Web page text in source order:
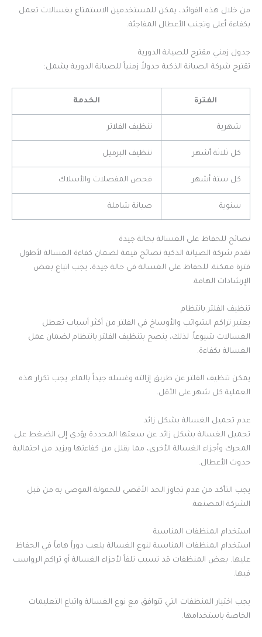
من خلال هذه الفوائد، يمكن للمستخدمين الاستمتاع بغسالات تعمل
بكفاءة أعلى وتجنب الأعطال المفاجئة.
جدول زمني مقترح للصيانة الدورية
تقترح شركة الصيانة الذكية جدولاً زمنياً للصيانة الدورية يشمل:
الفترة الخدمة
شهرية تنظيف الفلاتر
كل ثلاثة أشهر تنظيف البرميل
كل ستة أشهر فحص المفصلات والأسلاك
سنوية صيانة شاملة
نصائح للحفاظ على الغسالة بحالة جيدة
تقدم شركة الصيانة الذكية نصائح قيمة لضمان كفاءة الغسالة لأطول
فترة ممكنة. للحفاظ على الغسالة في حالة جيدة، يجب اتباع بعض
الإرشادات الهامة.
تنظيف الفلتر بانتظام
يعتبر تراكم الشوائب والأوساخ في الفلتر من أكثر أسباب تعطل
الغسالات شيوعاً. لذلك، ينصح بتنظيف الفلتر بانتظام لضمان عمل
الغسالة بكفاءة.
يمكن تنظيف الفلتر عن طريق إزالته وغسله جيداً بالماء. يجب تكرار هذه
العملية كل شهر على الأقل.
عدم تحميل الغسالة بشكل زائد
تحميل الغسالة بشكل زائد عن سعتها المحددة يؤدي إلى الضغط على
المحرك وأجزاء الغسالة الأخرى، مما يقلل من كفاءتها ويزيد من احتمالية
حدوث الأعطال.
يجب التأكد من عدم تجاوز الحد الأقصى للحمولة الموصى به من قبل
الشركة المصنعة.
استخدام المنظفات المناسبة
استخدام المنظفات المناسبة لنوع الغسالة يلعب دوراً هاماً في الحفاظ
عليها. بعض المنظفات قد تسبب تلفاً لأجزاء الغسالة أو تراكم الرواسب
فيها.
يجب اختيار المنظفات التي تتوافق مع نوع الغسالة واتباع التعليمات
الخاصة باستخدامها.